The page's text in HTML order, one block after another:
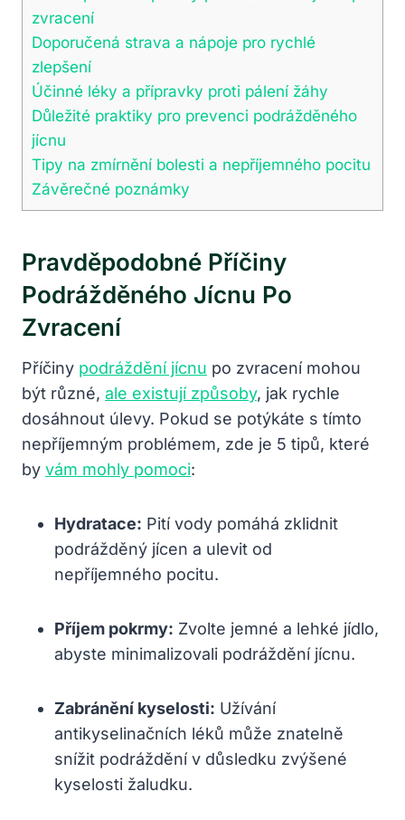
‌zvracení
Doporučená strava a nápoje⁣ pro ⁤rychlé
zlepšení
Účinné léky a přípravky⁢ proti pálení žáhy
Důležité praktiky pro prevenci podrážděného
jícnu
Tipy na zmírnění bolesti a nepříjemného pocitu
Závěrečné poznámky
Pravděpodobné ‌příčiny
Podrážděného Jícnu Po
‌zvracení
Příčiny podráždění jícnu po zvracení mohou
být různé, ale existují způsoby, jak rychle
dosáhnout ‌úlevy.⁢ Pokud se potýkáte s tímto​
nepříjemným problémem, zde je 5 tipů, které
by vám mohly pomoci:
Hydratace: Pití vody pomáhá zklidnit
podrážděný‍ jícen​ a ulevit od​
nepříjemného pocitu.
Příjem pokrmy: Zvolte jemné a lehké jídlo,
abyste minimalizovali podráždění jícnu.
Zabránění kyselosti: Užívání
antikyselinačních léků může znatelně
⁢snížit ​podráždění v důsledku zvýšené
⁣kyselosti žaludku.